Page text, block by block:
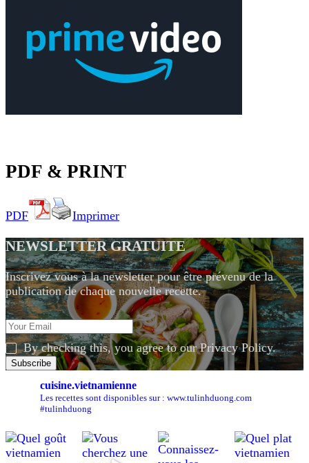
PDF & PRINT
PDF Imprimer
NEWSLETTER GRATUITE
Inscrivez vous à la newsletter pour être prévenu de la
publication de chaque nouvelle recette.
By checking this, you agree to our Privacy Policy.
Subscribe
cuisine.vietnamienne
Les recettes sont disponibles sur : www.tulinhduong.com
#tulinhduong